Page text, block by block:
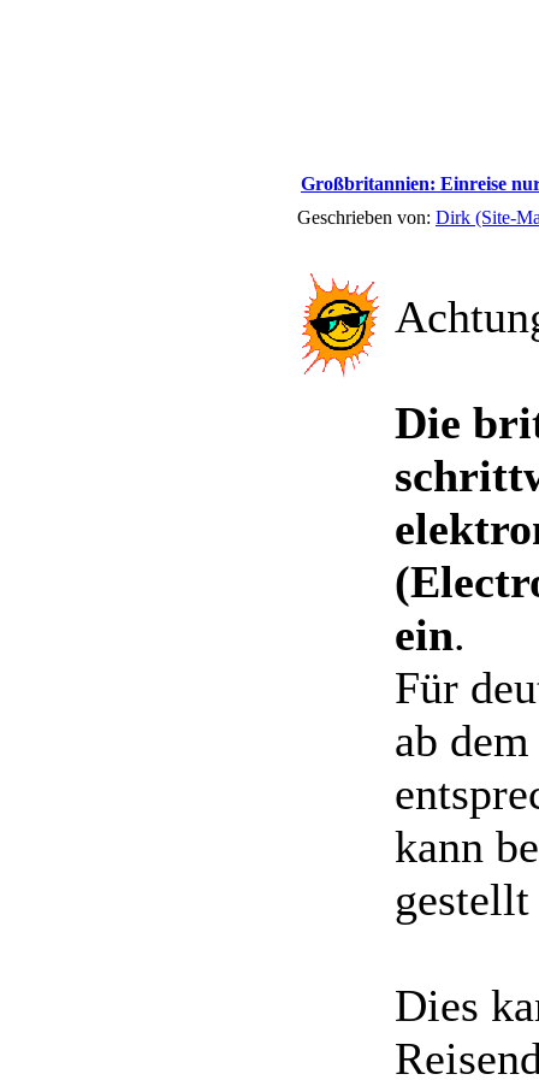
Großbritannien: Einreise
Geschrieben von: Dirk (Site-
Die
ein.
Für
ab
kann
Dies